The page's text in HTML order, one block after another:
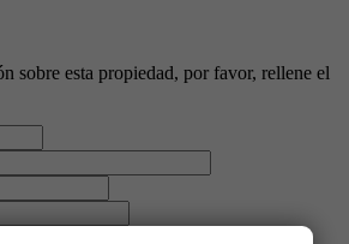
sobre esta propiedad, por favor, rellene el